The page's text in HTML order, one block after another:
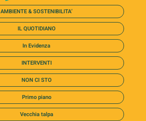
AMBIENTE & SOSTENIBILITA’
IL QUOTIDIANO
In Evidenza
INTERVENTI
NON CI STO
Primo piano
Vecchia talpa